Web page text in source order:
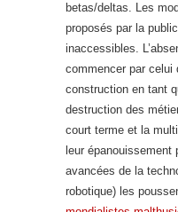
betas/deltas. Les
proposés par la
inaccessibles.
commencer par celui
construction en tant
destruction des
court terme et la
leur
avancées de la
robotique) les